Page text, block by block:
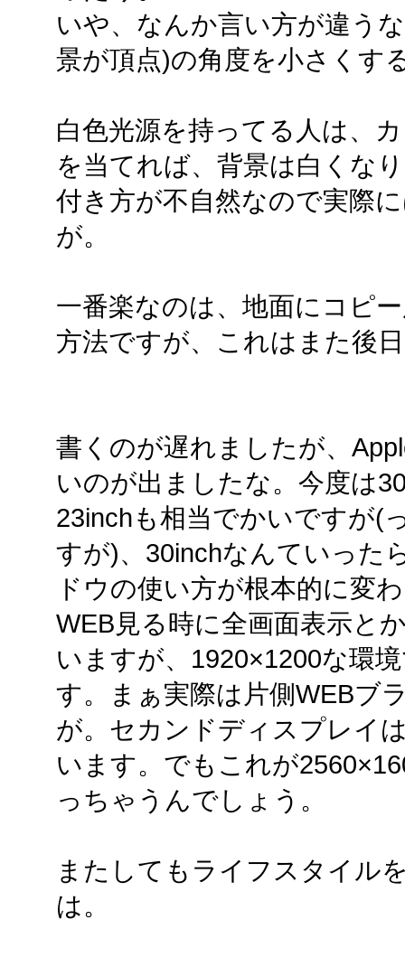
いや、なんか言い方が違う
景が頂点)の角度を小さくす
白色光源を持ってる人は、
を当てれば、背景は白くな
付き方が不自然なので実際
が。
一番楽なのは、地面にコピ
方法ですが、これはまた後
書くのが遅れましたが、
いのが出ましたな。今度は
23inchも相当でかいですが(
すが)、30inchなんていった
ドウの使い方が根本的に変
WEB見る時に全画面表示と
いますが、1920×1200な環
す。まぁ実際は片側WEBブ
が。セカンドディスプレイ
います。でもこれが
っちゃうんでしょう。
またしてもライフスタイル
は。